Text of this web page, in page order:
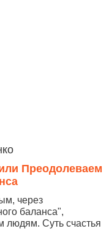
Преодолеваем
через
баланса",
людям. Суть счастья